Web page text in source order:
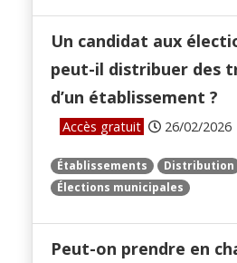
Un candidat aux
peut-il distribuer des
d’un établissement ?
Accès gratuit 26/02/2026
Établissements Distribution
Élections municipales
Peut-on prendre en